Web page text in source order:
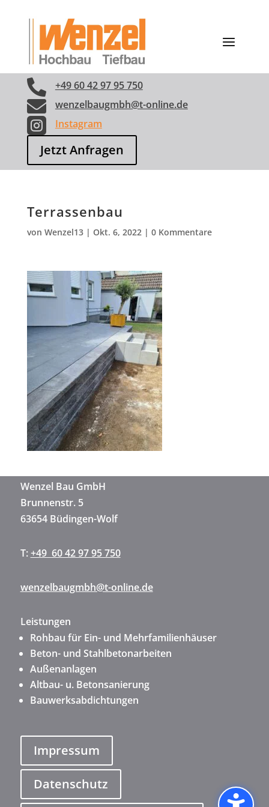
 +49 60 42 97 95 750
 wenzelbaugmbh@t-online.de
 Instagram
Jetzt Anfragen
Terrassenbau
von Wenzel13| Okt. 6, 2022| 0 Kommentare
Wenzel Bau GmbH
Brunnenstr. 5
63654 Büdingen-Wolf
T:+49 60 42 97 95 750
wenzelbaugmbh@t-online.de
Leistungen
Rohbau für Ein- und Mehrfamilienhäuser
Beton- und Stahlbetonarbeiten
Außenanlagen
Altbau- u. Betonsanierung
Bauwerksabdichtungen
Impressum
Datenschutz